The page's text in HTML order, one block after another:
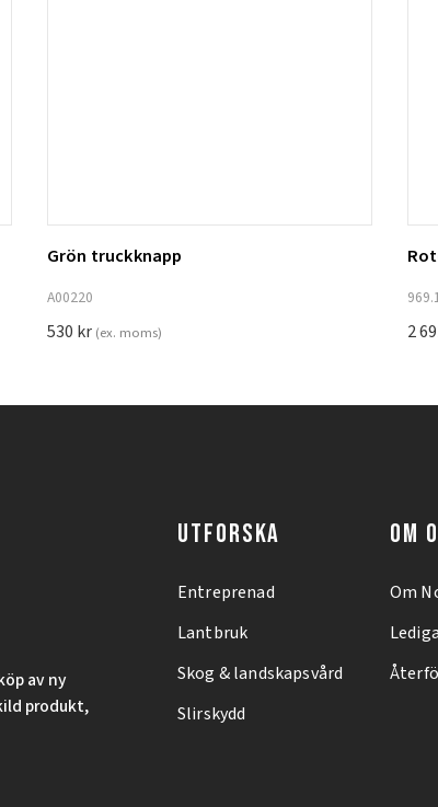
Lägg till i varukorg
Grön truckknapp
A00220
530 kr (ex. moms) 2
av ny
produkt,
UTFORSKA
Entreprenad
Lantbruk
Skog & landskapsvård
Slirskydd
OM
Om